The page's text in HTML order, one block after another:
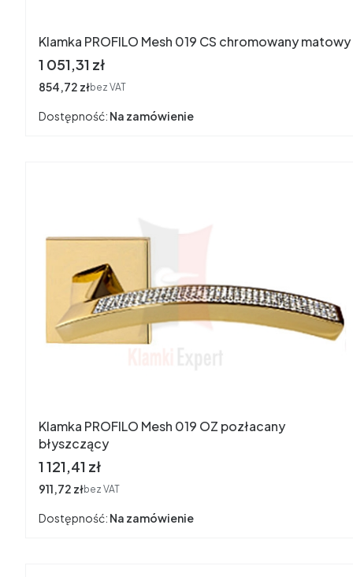
Klamka PROFILO Mesh 019 CS chromowany matowy
Cena
1 051,31 zł
Cena
854,72 złbez VAT
Dostępność: Na zamówienie
Klamka PROFILO Mesh 019 OZ pozłacany
błyszczący
Cena
1 121,41 zł
Cena
911,72 złbez VAT
Dostępność: Na zamówienie